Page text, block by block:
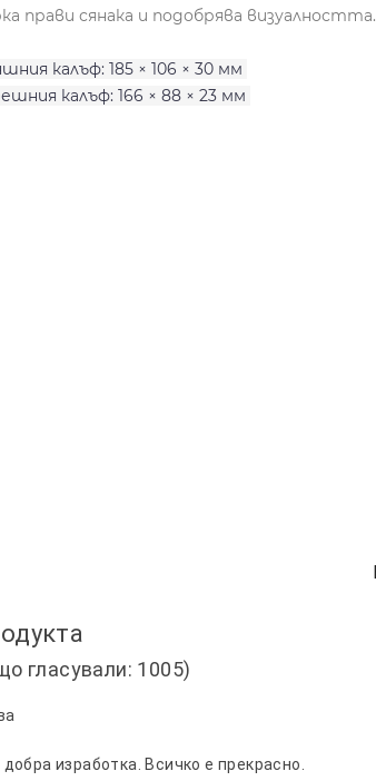
прави сянака и подобрява визуалността.
калъф: 185 × 106 × 30 мм
калъф: 166 × 88 × 23 мм
1005)
изработка. Всичко е прекрасно.